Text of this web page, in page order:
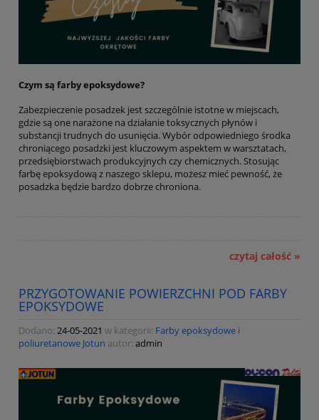
Czym są farby epoksydowe?
Zabezpieczenie posadzek jest szczególnie istotne w miejscach,
gdzie są one narażone na działanie toksycznych płynów i
substancji trudnych do usunięcia. Wybór odpowiedniego środka
chroniącego posadzki jest kluczowym aspektem w warsztatach,
przedsiębiorstwach produkcyjnych czy chemicznych. Stosując
farbę epoksydową z naszego sklepu, możesz mieć pewność, że
posadzka będzie bardzo dobrze chroniona.
czytaj całość »
PRZYGOTOWANIE POWIERZCHNI POD FARBY
EPOKSYDOWE
Dodano: 24-05-2021 w kategorii: Farby epoksydowe i
poliuretanowe Jotun autor: admin